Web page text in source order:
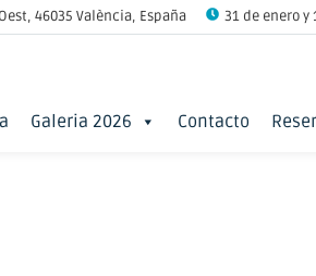
46035 València, España 31 de enero y
Galeria 2026 Contacto